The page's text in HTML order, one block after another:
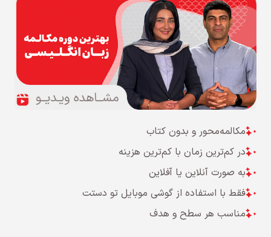
مکالمه‌محور و بدون کتاب
در کم‌ترین زمان با کم‌ترین هزینه
به صورت آنلاین یا آفلاین
فقط با استفاده از گوشی موبایل تو دستت
مناسب هر سطح و هدف